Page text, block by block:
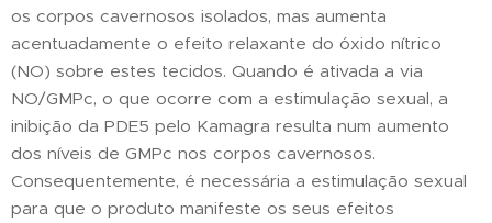
os corpos cavernosos isolados, mas aumenta
acentuadamente o efeito relaxante do óxido nítrico
(NO) sobre estes tecidos. Quando é ativada a via
NO/GMPc, o que ocorre com a estimulação sexual, a
inibição da PDE5 pelo Kamagra resulta num aumento
dos níveis de GMPc nos corpos cavernosos.
Consequentemente, é necessária a estimulação sexual
para que o produto manifeste os seus efeitos